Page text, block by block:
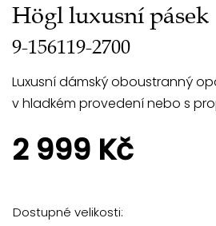
Högl luxusní pásek
9-156119-2700
Luxusní dámský oboustranný
v hladkém provedení nebo s
2 999 Kč
Dostupné velikosti: